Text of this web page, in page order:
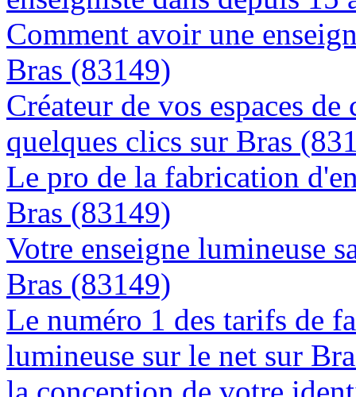
Comment avoir une
Bras (83149)
Créateur de vos espaces
quelques clics sur Bras
Le pro de la fabrication
Bras (83149)
Votre enseigne lumineuse
Bras (83149)
Le numéro 1 des tarifs de
lumineuse sur le net sur